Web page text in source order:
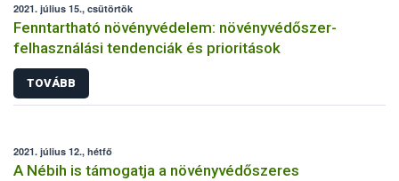
2021. július 15., csütörtök
Fenntartható növényvédelem: növényvédőszer-
felhasználási tendenciák és prioritások
TOVÁBB
2021. július 12., hétfő
A Nébih is támogatja a növényvédőszeres